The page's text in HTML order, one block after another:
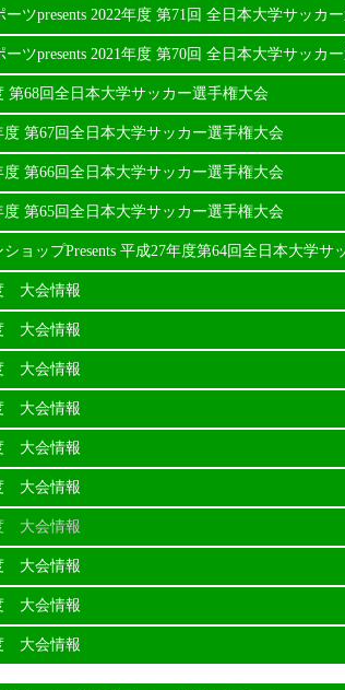
ーツpresents 2022年度 第71回 全日本大学サッカ
ーツpresents 2021年度 第70回 全日本大学サッカ
第68回全日本大学サッカー選手権大会
度 第67回全日本大学サッカー選手権大会
度 第66回全日本大学サッカー選手権大会
度 第65回全日本大学サッカー選手権大会
ショップPresents 平成27年度第64回全日本大学サ
大会情報
大会情報
大会情報
大会情報
大会情報
大会情報
大会情報
大会情報
大会情報
大会情報